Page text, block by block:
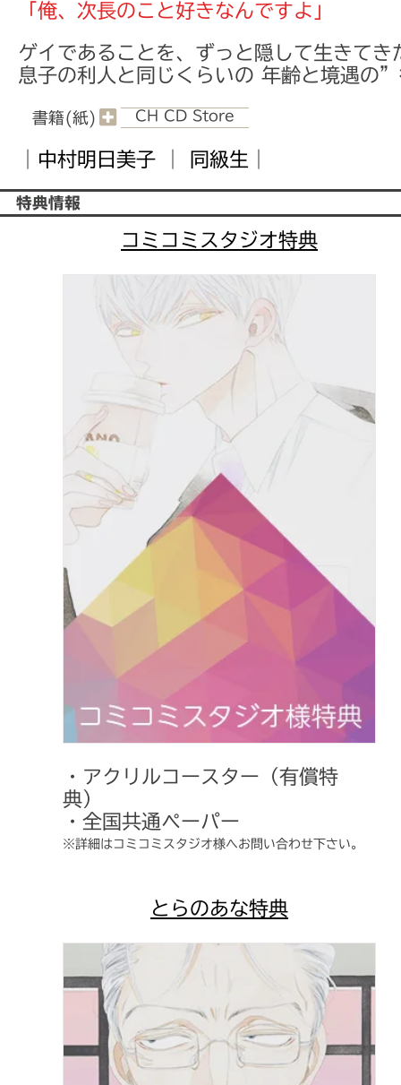
「俺、次長のこと好きなんですよ」
ゲイであることを、ずっと隠して生きてき
息子の利人と同じくらいの 年齢と境遇
書籍(紙) CH CD Store
中村明日美子｜ 同級生
特典情報
コミコミスタジオ特典
・アクリルコースター（有償特
典）
・全国共通ペーパー
※詳細はコミコミスタジオ様へお問い合わせ下さい。
とらのあな特典